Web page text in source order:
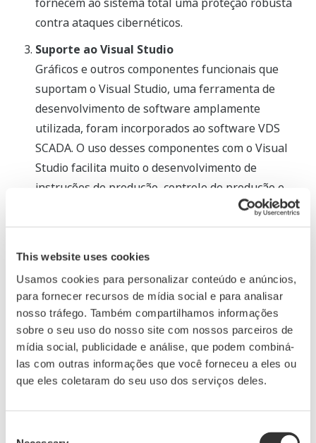
This website uses cookies
Usamos cookies para personalizar conteúdo e anúncios,
para fornecer recursos de mídia social e para analisar
nosso tráfego. Também compartilhamos informações
sobre o seu uso do nosso site com nossos parceiros de
mídia social, publicidade e análise, que podem combiná-
las com outras informações que você forneceu a eles ou
que eles coletaram do seu uso dos serviços deles.
contra ataques cibernéticos.
Suporte ao Visual Studio
Gráficos e outros componentes funcionais que
suportam o Visual Studio, uma ferramenta de
desenvolvimento de software amplamente
utilizada, foram incorporados ao software VDS
SCADA. O uso desses componentes com o Visual
Studio facilita muito o desenvolvimento de
instruções de produção, controle de produção e
outros tipos de gráficos necessários para
aplicações específicas. Assim, o software VDS
automação de fábricas (FA).
Takashi Nishijima, diretor e vice-presidente sênior da
sede de negócios da plataforma de automação
industrial, afirma: "Com as tecnologias digitais de campo
que fazem uso efetivo das informações da planta por
Yokogawa está ajudando seus clientes a concretizar o